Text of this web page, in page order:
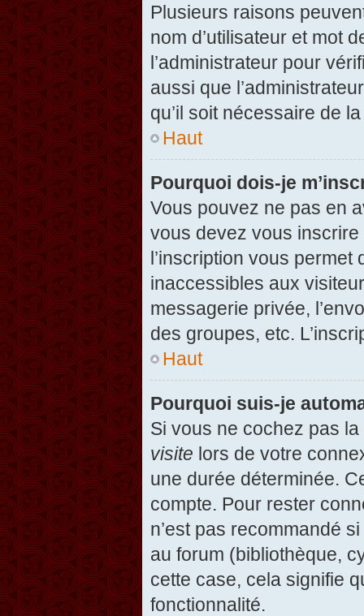
Plusieurs raisons
nom d’utilisateur et mot
l’administrateur pour
aussi que
qu’il soit nécessaire de
Haut
Pourquoi dois-je
Vous pouvez ne pas en
vous devez vous
l’inscription vous
inaccessibles aux
messagerie privée,
des groupes, etc.
Haut
Pourquoi suis-je
Si vous ne cochez pas
visite lors de votre
une durée déterminée.
compte. Pour rester
n’est pas recommandé
au forum (bibliothèque,
cette case, cela signifie
fonctionnalité.